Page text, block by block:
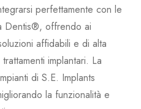
perfettamente con le
Dentis®, offrendo ai
affidabili e di alta
implantari. La
di S.E. Implants
la funzionalità e